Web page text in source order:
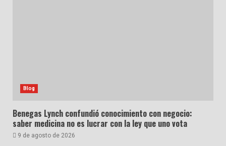
Blog
Benegas Lynch confundió conocimiento con negocio:
saber medicina no es lucrar con la ley que uno vota
9 de agosto de 2026